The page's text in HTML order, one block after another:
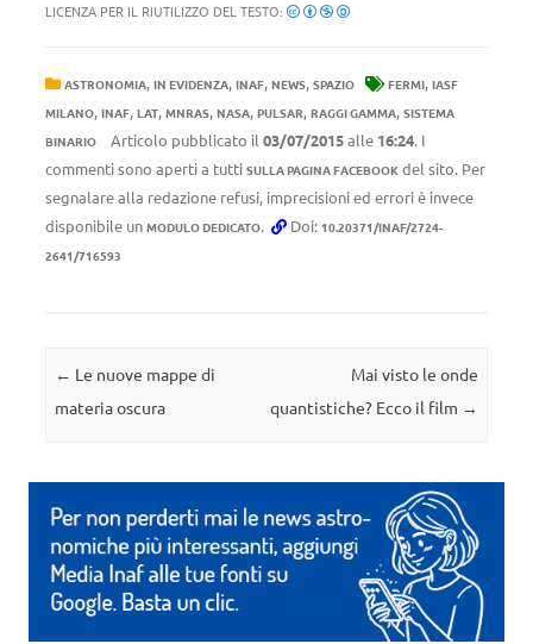
LICENZA PER IL RIUTILIZZO DEL TESTO:
ASTRONOMIA, IN EVIDENZA, INAF, NEWS, SPAZIO FERMI, IASF
MILANO, INAF, LAT, MNRAS, NASA, PULSAR, RAGGI GAMMA, SISTEMA
BINARIO
Articolo pubblicato il 03/07/2015alle 16:24. I
commenti sono aperti a tutti SULLA PAGINA FACEBOOK del sito. Per
segnalare alla redazione refusi, imprecisioni ed errori è invece
disponibile un MODULO DEDICATO. Doi: 10.20371/INAF/2724-
2641/716593
Navigazione articolo
← Le nuove mappe di
materia oscura
Mai visto le onde
quantistiche? Ecco il film →